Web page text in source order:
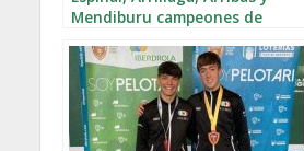
Mendiburu campeones de